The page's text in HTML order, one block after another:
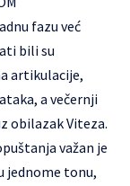
fazu već
bili su
artikulacije,
a večernji
obilazak Viteza.
važan je
jednome tonu,